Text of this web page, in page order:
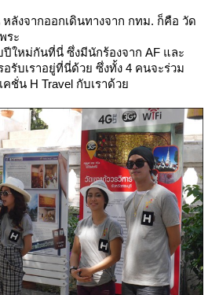
ลังจากออกเดินทางจาก กทม. ก็คือ วัด
ระ
ปีใหม่กันที่นี่ ซึ่งมีนักร้องจาก AF และ
อรับเราอยู่ที่นี่ด้วย ซึ่งทั้ง 4 คนจะร่วม
ชั่น H Travel กับเราด้ว